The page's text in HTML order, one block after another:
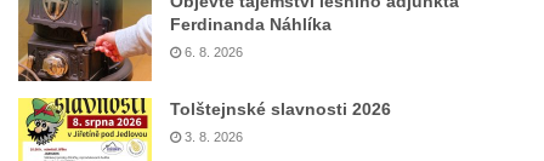
Ferdinanda Náhlíka
6. 8. 2026
Tolštejnské slavnosti 2026
3. 8. 2026